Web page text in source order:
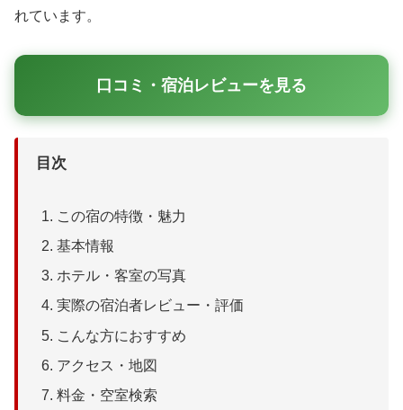
れています。
口コミ・宿泊レビューを見る
目次
この宿の特徴・魅力
基本情報
ホテル・客室の写真
実際の宿泊者レビュー・評価
こんな方におすすめ
アクセス・地図
料金・空室検索